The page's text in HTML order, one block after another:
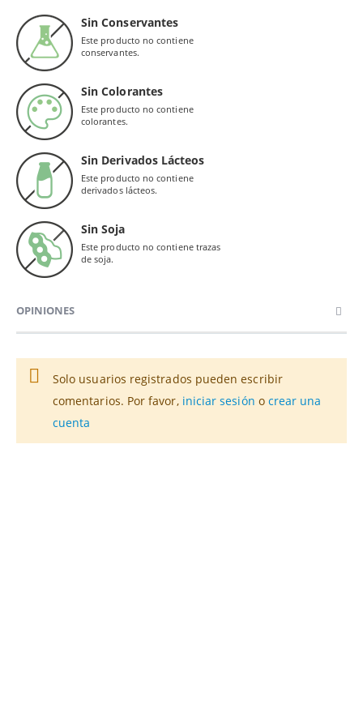
Sin Conservantes
Este producto no contiene
conservantes.
Sin Colorantes
Este producto no contiene
colorantes.
Sin Derivados Lácteos
Este producto no contiene
derivados lácteos.
Sin Soja
Este producto no contiene trazas
de soja.
OPINIONES
Solo usuarios registrados pueden escribir
comentarios. Por favor, iniciar sesión o crear una
cuenta